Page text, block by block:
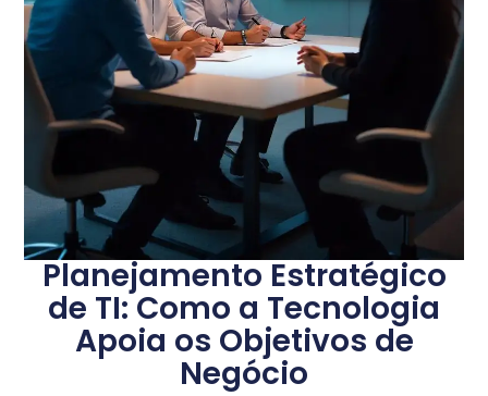
Planejamento Estratégico
de TI: Como a Tecnologia
Apoia os Objetivos de
Negócio